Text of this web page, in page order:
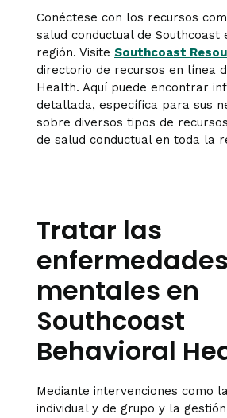
Conéctese con los recursos
salud conductual de Southcoast
región. Visite Southcoast
directorio de recursos en línea
Health. Aquí puede encontrar
detallada, específica para sus
sobre diversos tipos de
de salud conductual en toda la
Tratar las
enfermedades
mentales en
Southcoast
Behavioral
Mediante intervenciones como
individual y de grupo y la